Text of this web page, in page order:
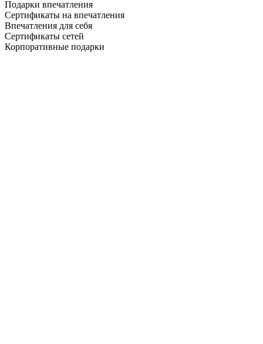
Подарки впечатления
Сертификаты на впечатления
Впечатления для себя
Сертификаты сетей
Корпоративные подарки